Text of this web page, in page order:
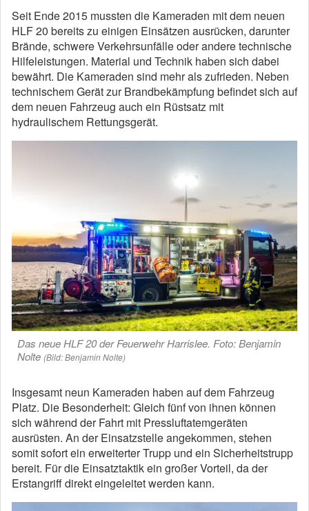
Seit Ende 2015 mussten die Kameraden mit dem neuen
HLF 20 bereits zu einigen Einsätzen ausrücken, darunter
Brände, schwere Verkehrsunfälle oder andere technische
Hilfeleistungen. Material und Technik haben sich dabei
bewährt. Die Kameraden sind mehr als zufrieden. Neben
technischem Gerät zur Brandbekämpfung befindet sich auf
dem neuen Fahrzeug auch ein Rüstsatz mit
hydraulischem Rettungsgerät.
Das neue HLF 20 der Feuerwehr Harrislee. Foto: Benjamin
Nolte (Bild: Benjamin Nolte)
Insgesamt neun Kameraden haben auf dem Fahrzeug
Platz. Die Besonderheit: Gleich fünf von ihnen können
sich während der Fahrt mit Pressluftatemgeräten
ausrüsten. An der Einsatzstelle angekommen, stehen
somit sofort ein erweiterter Trupp und ein Sicherheitstrupp
bereit. Für die Einsatztaktik ein großer Vorteil, da der
Erstangriff direkt eingeleitet werden kann.